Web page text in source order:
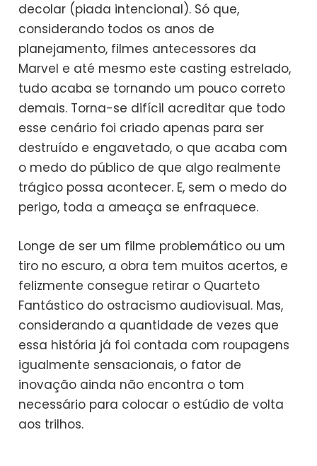
decolar (piada intencional). Só que,
considerando todos os anos de
planejamento, filmes antecessores da
Marvel e até mesmo este casting estrelado,
tudo acaba se tornando um pouco correto
demais. Torna-se difícil acreditar que todo
esse cenário foi criado apenas para ser
destruído e engavetado, o que acaba com
o medo do público de que algo realmente
trágico possa acontecer. E, sem o medo do
perigo, toda a ameaça se enfraquece.
Longe de ser um filme problemático ou um
tiro no escuro, a obra tem muitos acertos, e
felizmente consegue retirar o Quarteto
Fantástico do ostracismo audiovisual. Mas,
considerando a quantidade de vezes que
essa história já foi contada com roupagens
igualmente sensacionais, o fator de
inovação ainda não encontra o tom
necessário para colocar o estúdio de volta
aos trilhos.